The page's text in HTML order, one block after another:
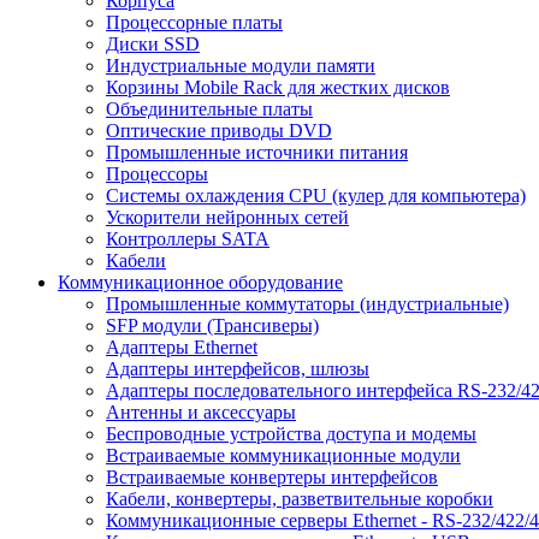
Процессорные платы
Диски SSD
Индустриальные модули памяти
Корзины Mobile Rack для жестких дисков
Объединительные платы
Оптические приводы DVD
Промышленные источники питания
Процессоры
Системы охлаждения CPU (кулер для компьютера)
Ускорители нейронных сетей
Контроллеры SATA
Кабели
Коммуникационное оборудование
Промышленные коммутаторы (индустриальные)
SFP модули (Трансиверы)
Адаптеры Ethernet
Адаптеры интерфейсов, шлюзы
Адаптеры последовательного интерфейса RS-232/
Антенны и аксессуары
Беспроводные устройства доступа и модемы
Встраиваемые коммуникационные модули
Встраиваемые конвертеры интерфейсов
Кабели, конвертеры, разветвительные коробки
Коммуникационные серверы Ethernet - RS-232/422/